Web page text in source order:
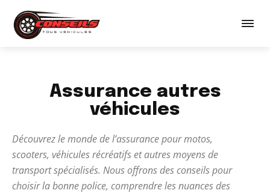
Assurance autres
véhicules
Découvrez le monde de l’assurance pour motos,
scooters, véhicules récréatifs et autres moyens de
transport spécialisés. Nous offrons des conseils pour
choisir la bonne police, comprendre les nuances des